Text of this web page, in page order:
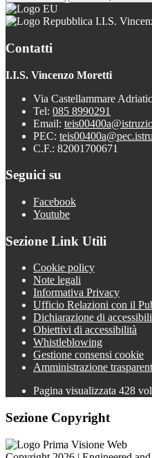
I.I.S.
Contatti
I.I.S. Vincenzo Moretti
Via Castellammare
Tel: 085 8990291
Email:
PEC:
C.F.: 82001700671
Seguici su
Facebook
Youtube
Sezione Link Utili
Cookie policy
Note legali
Informativa Privacy
Ufficio Relazioni con il
Dichiarazione di
Obiettivi di accessibilità
Whistleblowing
Gestione consensi cookie
Amministrazione
Pagina visualizzata 428
Sezione Copyright